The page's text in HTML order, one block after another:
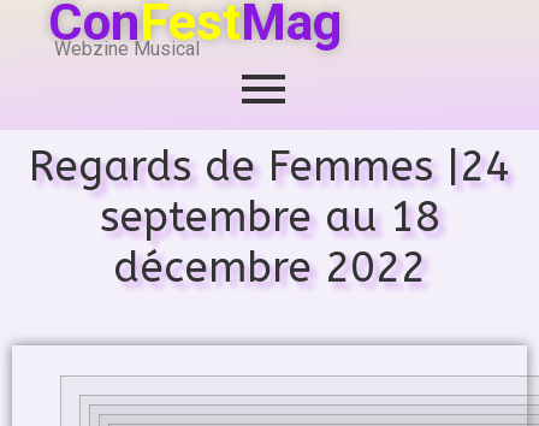
ConFestMag
Webzine Musical
Regards de Femmes |24
septembre au 18
décembre 2022